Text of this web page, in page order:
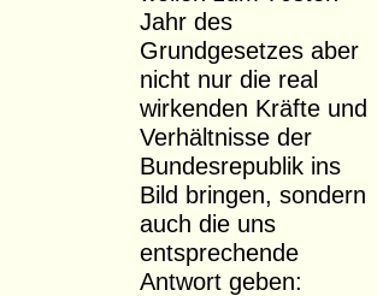
Jahr des
Grundgesetzes aber
nicht nur die real
wirkenden Kräfte und
Verhältnisse der
Bundesrepublik ins
Bild bringen, sondern
auch die uns
entsprechende
Antwort geben: